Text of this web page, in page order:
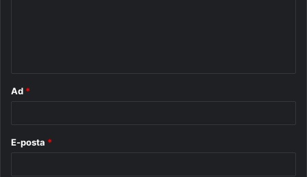
Ad *
E-posta *